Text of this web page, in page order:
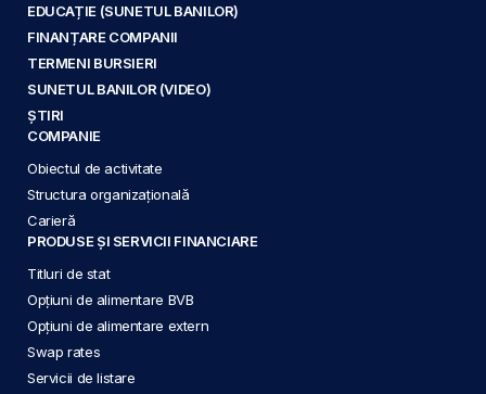
EDUCAȚIE (SUNETUL BANILOR)
FINANȚARE COMPANII
TERMENI BURSIERI
SUNETUL BANILOR (VIDEO)
ȘTIRI
COMPANIE
Obiectul de activitate
Structura organizațională
Carieră
PRODUSE ȘI SERVICII FINANCIARE
Titluri de stat
Opțiuni de alimentare BVB
Opțiuni de alimentare extern
Swap rates
Servicii de listare